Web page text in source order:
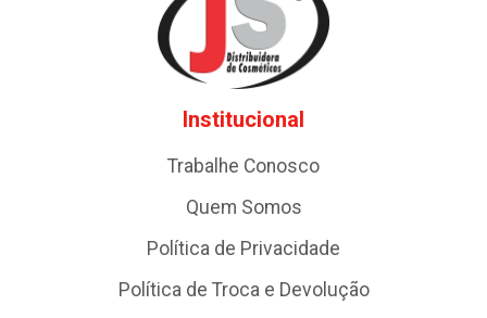
Institucional
Trabalhe Conosco
Quem Somos
Política de Privacidade
Política de Troca e Devolução